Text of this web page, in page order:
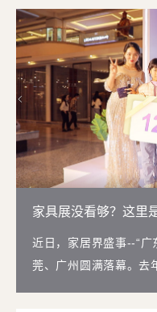
家具展没看够？这里
近日，家居界盛事--“广
莞、广州圆满落幕。去